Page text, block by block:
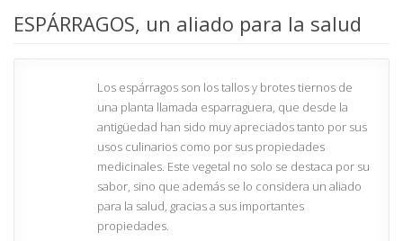
ESPÁRRAGOS, un aliado para la salud
Los espárragos son los tallos y brotes tiernos de
una planta llamada esparraguera, que desde la
antigüedad han sido muy apreciados tanto por sus
usos culinarios como por sus propiedades
medicinales. Este vegetal no solo se destaca por su
sabor, sino que además se lo considera un aliado
para la salud, gracias a sus importantes
propiedades.